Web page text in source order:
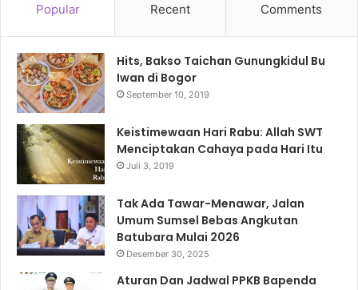
Popular Recent Comments
Hits, Bakso Taichan Gunungkidul Bu
Iwan di Bogor
September 10, 2019
Keistimewaan Hari Rabu: Allah SWT
Menciptakan Cahaya pada Hari Itu
Juli 3, 2019
Tak Ada Tawar-Menawar, Jalan
Umum Sumsel Bebas Angkutan
Batubara Mulai 2026
Desember 30, 2025
Aturan Dan Jadwal PPKB Bapenda